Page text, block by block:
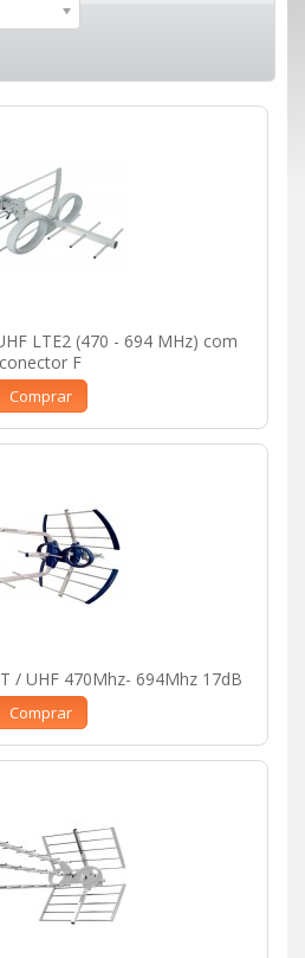
LTE2 (470 - 694 MHz) com
conector F
Comprar
/ UHF 470Mhz- 694Mhz 17dB
Comprar